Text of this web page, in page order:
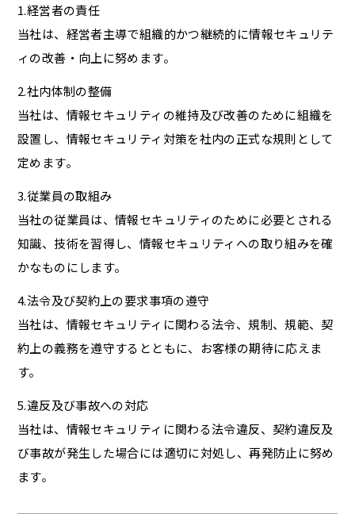
1.経営者の責任
当社は、経営者主導で組織的かつ継続的に情報セキュリテ
ィの改善・向上に努めます。
2.社内体制の整備
当社は、情報セキュリティの維持及び改善のために組織を
設置し、情報セキュリティ対策を社内の正式な規則として
定めます。
3.従業員の取組み
当社の従業員は、情報セキュリティのために必要とされる
知識、技術を習得し、情報セキュリティへの取り組みを確
かなものにします。
4.法令及び契約上の要求事項の遵守
当社は、情報セキュリティに関わる法令、規制、規範、契
約上の義務を遵守するとともに、お客様の期待に応えま
す。
5.違反及び事故への対応
当社は、情報セキュリティに関わる法令違反、契約違反及
び事故が発生した場合には適切に対処し、再発防止に努め
ます。